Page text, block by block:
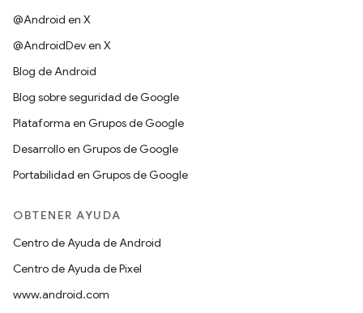
@Android en X
@AndroidDev en X
Blog de Android
Blog sobre seguridad de Google
Plataforma en Grupos de Google
Desarrollo en Grupos de Google
Portabilidad en Grupos de Google
OBTENER AYUDA
Centro de Ayuda de Android
Centro de Ayuda de Pixel
www.android.com